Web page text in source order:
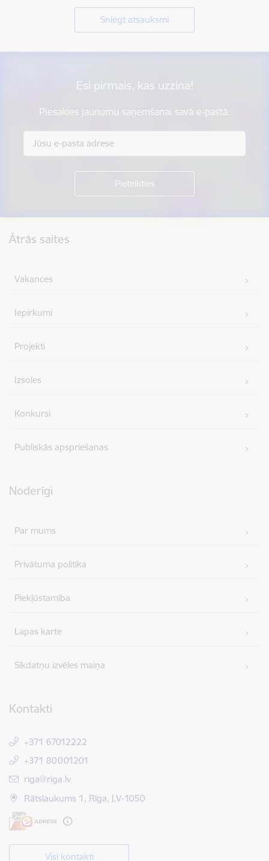
Sniegt atsauksmi
Esi pirmais, kas uzzina!
Piesakies jaunumu saņemšanai savā e-pastā.
Ātrās saites
Vakances
Iepirkumi
Projekti
Izsoles
Konkursi
Publiskās apspriešanas
Noderīgi
Par mums
Privātuma politika
Piekļūstamība
Lapas karte
Sīkdatņu izvēles maiņa
Kontakti
+371 67012222
+371 80001201
E-pasts:
riga@riga.lv
Rātslaukums 1, Rīga, LV-1050
Visi kontakti